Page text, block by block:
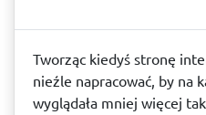
Tworząc kiedyś stronę
nieźle napracować, by na
wyglądała mniej więcej